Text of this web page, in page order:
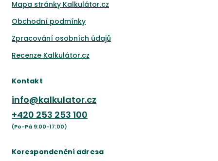
Mapa stránky Kalkulátor.cz
Obchodní podmínky
Zpracování osobních údajů
Recenze Kalkulátor.cz
Kontakt
info@kalkulator.cz
+420 253 253 100
(Po-Pá 9:00-17:00)
Korespondenční adresa